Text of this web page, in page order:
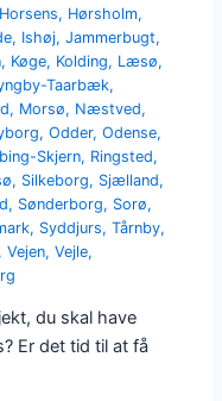
Horsens, Hørsholm,
, Ishøj,Jammerbugt,
, Køge, Kolding, Læsø,
Taarbæk,
, Morsø, Næstved,
,Odder,Odense,
Skjern, Ringsted,
, Silkeborg, Sjælland,
, Sønderborg, Sorø,
, Syddjurs,Tårnby,
,Vejen,Vejle,
du skal have
Er det tid til at få